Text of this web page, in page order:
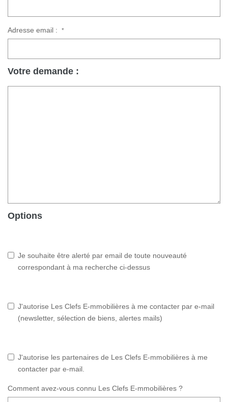
Adresse email : *
Votre demande :
Options
Je souhaite être alerté par email de toute nouveauté
correspondant à ma recherche ci-dessus
J'autorise Les Clefs E-mmobilières à me contacter par e-mail
(newsletter, sélection de biens, alertes mails)
J'autorise les partenaires de Les Clefs E-mmobilières à me
contacter par e-mail.
Comment avez-vous connu Les Clefs E-mmobilières ?